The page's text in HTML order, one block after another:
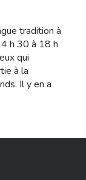
tradition à
h 30 à 18 h
qui
à la
Il y en a